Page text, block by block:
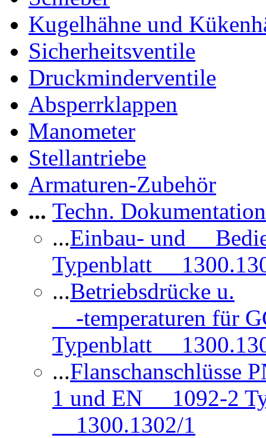
Kugelhähne und
Sicherheitsventile
Druckminderventile
Absperrklappen
Manometer
Stellantriebe
Armaturen-Zubehör
... Techn.
...Einbau- und
Typenblatt
...Betriebsdrücke u.
-temperaturen für
Typenblatt
...
1 und EN 1092-2
1300.1302/1